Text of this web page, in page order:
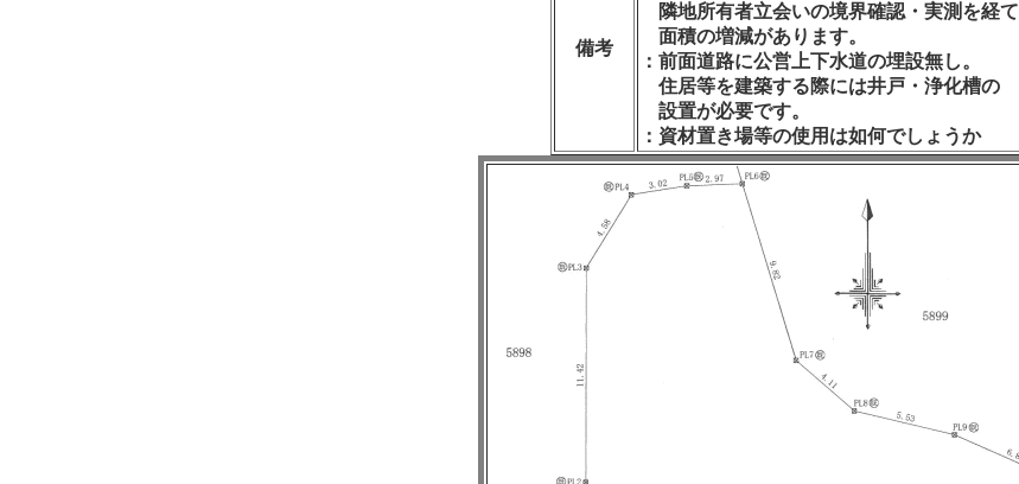
備考
隣地所有者立会いの境界確認・実測を経て
面積の増減があります。
：前面道路に公営上下水道の埋設無し。
住居等を建築する際には井戸・浄化槽の
設置が必要です。
：資材置き場等の使用は如何でしょうか